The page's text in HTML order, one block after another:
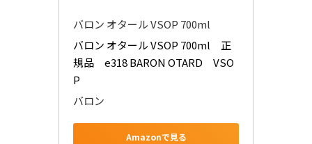
バロン オタール VSOP 700ml
バロン オタール VSOP 700ml　正
規品　e318 BARON OTARD　VSO
P
バロン
Amazonで見る